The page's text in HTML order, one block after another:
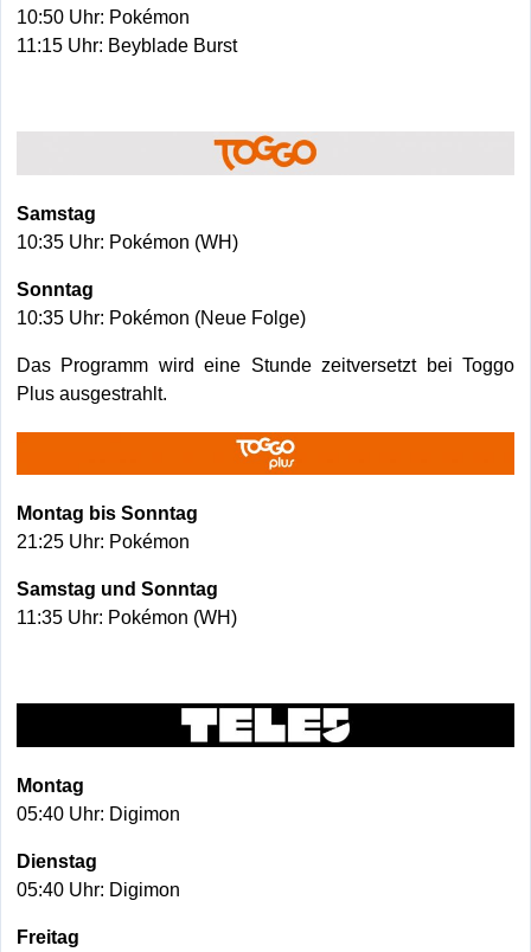
10:50 Uhr: Pokémon
11:15 Uhr: Beyblade Burst
Samstag
10:35 Uhr: Pokémon (WH)
Sonntag
10:35 Uhr: Pokémon (Neue Folge)
Das Programm wird eine Stunde zeitversetzt bei Toggo
Plus ausgestrahlt.
Montag bis Sonntag
21:25 Uhr: Pokémon
Samstag und Sonntag
11:35 Uhr: Pokémon (WH)
Montag
05:40 Uhr: Digimon
Dienstag
05:40 Uhr: Digimon
Freitag